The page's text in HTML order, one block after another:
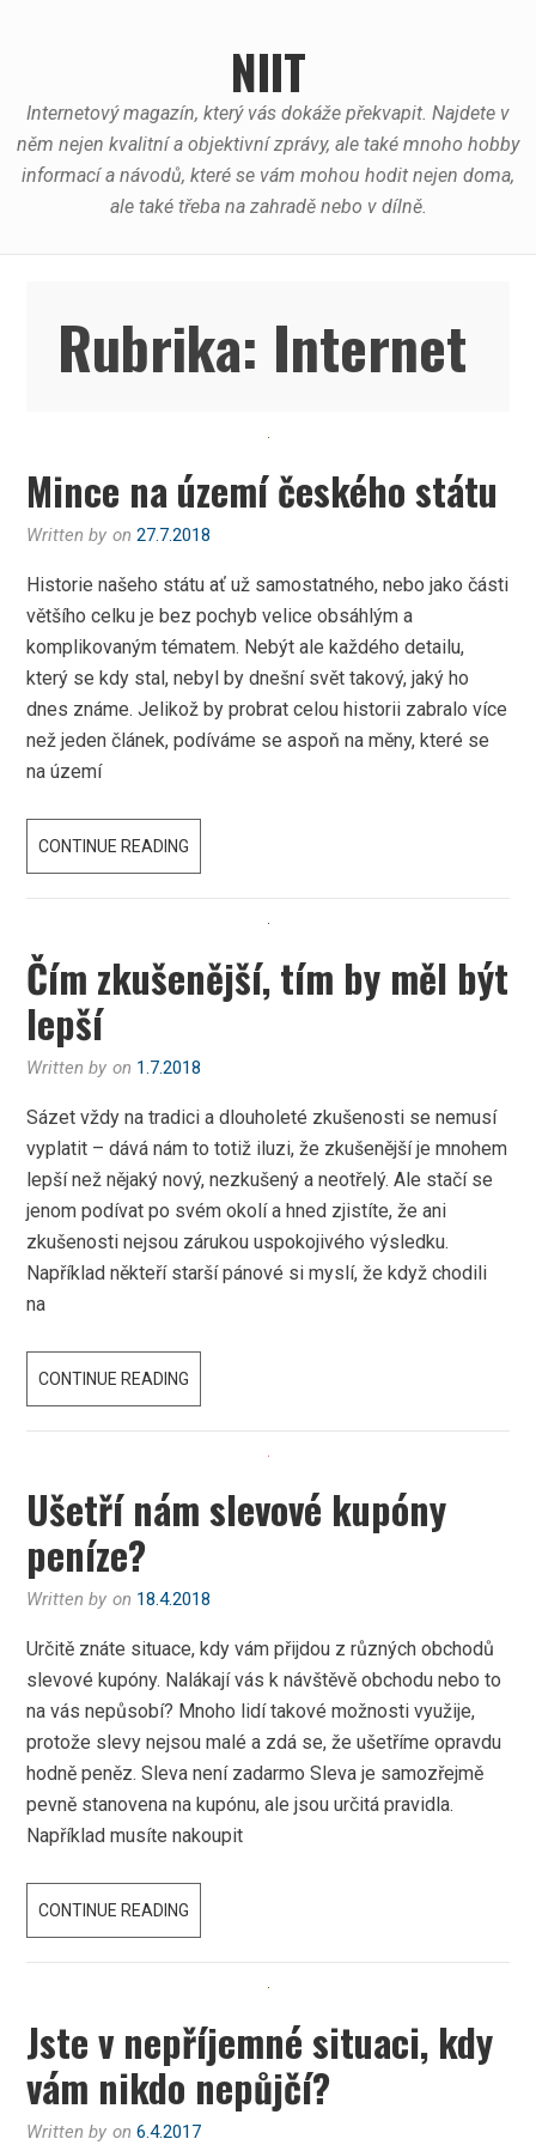
NIIT
Internetový magazín, který vás dokáže překvapit. Najdete v
něm nejen kvalitní a objektivní zprávy, ale také mnoho hobby
informací a návodů, které se vám mohou hodit nejen doma,
ale také třeba na zahradě nebo v dílně.
Rubrika: Internet
Mince na území českého státu
Written by on27.7.2018
Historie našeho státu ať už samostatného, nebo jako části
většího celku je bez pochyb velice obsáhlým a
komplikovaným tématem. Nebýt ale každého detailu,
který se kdy stal, nebyl by dnešní svět takový, jaký ho
dnes známe. Jelikož by probrat celou historii zabralo více
než jeden článek, podíváme se aspoň na měny, které se
na území
CONTINUE READING
NA
STÁTU
Čím zkušenější, tím by měl být
lepší
Written by on 1.7.2018
Sázet vždy na tradici a dlouholeté zkušenosti se nemusí
vyplatit – dává nám to totiž iluzi, že zkušenější je mnohem
lepší než nějaký nový, nezkušený a neotřelý. Ale stačí se
jenom podívat po svém okolí a hned zjistíte, že ani
zkušenosti nejsou zárukou uspokojivého výsledku.
Například někteří starší pánové si myslí, že když chodili
na
CONTINUE READING
ZKUŠENĚJŠÍ,
MĚL
Ušetří nám slevové kupóny
peníze?
Written by on 18.4.2018
Určitě znáte situace, kdy vám přijdou z různých obchodů
slevové kupóny. Nalákají vás k návštěvě obchodu nebo to
na vás nepůsobí? Mnoho lidí takové možnosti využije,
protože slevy nejsou malé a zdá se, že ušetříme opravdu
hodně peněz. Sleva není zadarmo Sleva je samozřejmě
pevně stanovena na kupónu, ale jsou určitá pravidla.
Například musíte nakoupit
CONTINUE READING
NÁM
PENÍZE?
Jste v nepříjemné situaci, kdy
vám nikdo nepůjčí?
Written by on6.4.2017